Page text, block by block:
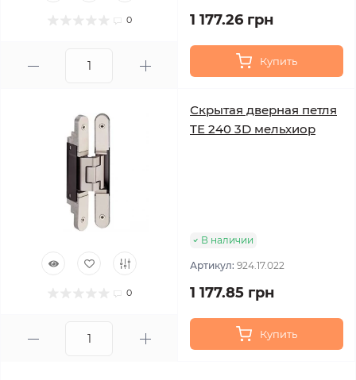
0 1 177.26 грн
Купить
0
Скрытая дверная петля
TE 240 3D мельхиор
В наличии
Артикул: 924.17.022
1 177.85 грн
Купить